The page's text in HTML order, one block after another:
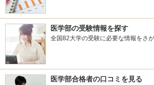
医学部の受験情報を探す
全国82大学の受験に必要な情報をさ
医学部合格者の口コミを見る